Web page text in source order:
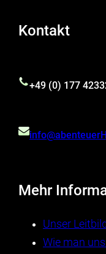
Kontakt
+49 (0) 177
Mehr
Unser Leitbild
Wie man